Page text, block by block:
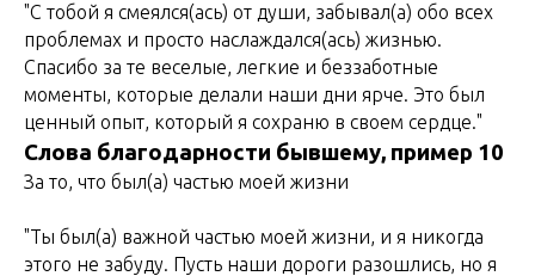
"С тобой я смеялся(ась) от души, забывал(а) обо всех
проблемах и просто наслаждался(ась) жизнью.
Спасибо за те веселые, легкие и беззаботные
моменты, которые делали наши дни ярче. Это был
ценный опыт, который я сохраню в своем сердце."
Слова благодарности бывшему, пример 10
За то, что был(а) частью моей жизни
"Ты был(а) важной частью моей жизни, и я никогда
этого не забуду. Пусть наши дороги разошлись, но я